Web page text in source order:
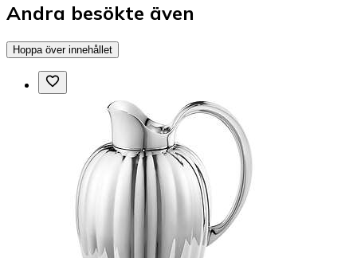
Andra besökte även
Hoppa över innehållet